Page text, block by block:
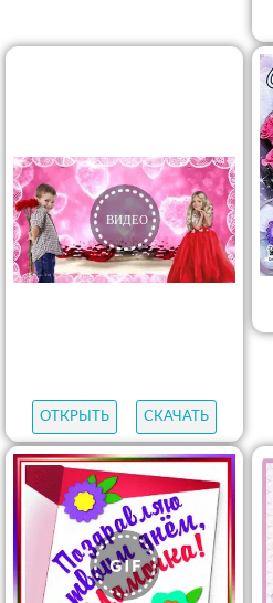
ОТКРЫТЬ СКАЧАТЬ